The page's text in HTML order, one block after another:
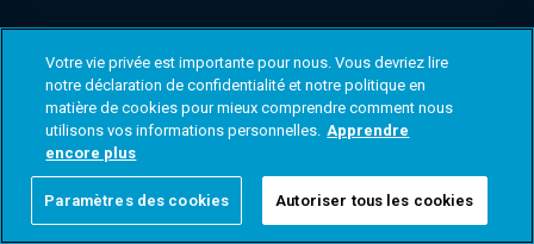
Votre vie privée est importante pour nous. Vous devriez lire
notre déclaration de confidentialité et notre politique en
matière de cookies pour mieux comprendre comment nous
utilisons vos informations personnelles. Apprendre
encore plus
Paramètres des cookies Autoriser tous les cookies